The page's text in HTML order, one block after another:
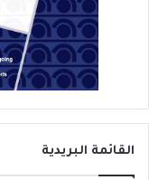
القائمة البريدية